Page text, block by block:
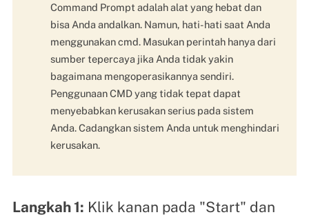
Command Prompt adalah alat yang hebat dan
bisa Anda andalkan. Namun, hati-hati saat Anda
menggunakan cmd. Masukan perintah hanya dari
sumber tepercaya jika Anda tidak yakin
bagaimana mengoperasikannya sendiri.
Penggunaan CMD yang tidak tepat dapat
menyebabkan kerusakan serius pada sistem
Anda. Cadangkan sistem Anda untuk menghindari
kerusakan.
Langkah 1: Klik kanan pada "Start" dan